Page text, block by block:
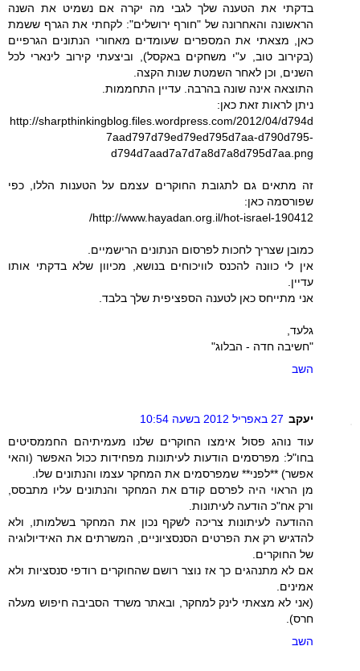
בדקתי את הטענה שלך לגבי מה יקרה אם נשמיט את השנה
הראשונה והאחרונה של "חורף ירושלים": לקחתי את הגרף ששמת
כאן, מצאתי את המספרים שעומדים מאחורי הנתונים הגרפיים
(בקירוב טוב, ע"י משחקים באקסל), וביצעתי קירוב לינארי לכל
השנים, וכן לאחר השמטת שנות הקצה.
התוצאה אינה שונה בהרבה. עדיין התחממות.
ניתן לראות זאת כאן:
http://sharpthinkingblog.files.wordpress.com/2012/04/d794d
7aad797d79ed79ed795d7aa-d790d795-
d794d7aad7a7d7a8d7a8d795d7aa.png
זה מתאים גם לתגובת החוקרים עצמם על הטענות הללו, כפי
שפורסמה כאן:
http://www.hayadan.org.il/hot-israel-190412/
כמובן שצריך לחכות לפרסום הנתונים הרישמיים.
אין לי כוונה להכנס לוויכוחים בנושא, מכיוון שלא בדקתי אותו
עדיין.
אני מתייחס כאן לטענה הספציפית שלך בלבד.
גלעד,
"חשיבה חדה - הבלוג"
השב
יעקב 27 באפריל 2012 בשעה 10:54
עוד נוהג פסול אימצו החוקרים שלנו מעמיתיהם החממסיטים
בחו"ל: מפרסמים הודעות לעיתונות מפחידות ככול האפשר (והאי
אפשר) **לפני** שמפרסמים את המחקר עצמו והנתונים שלו.
מן הראוי היה לפרסם קודם את המחקר והנתונים עליו מתבסס,
ורק אח"כ הודעה לעיתונות.
ההודעה לעיתונות צריכה לשקף נכון את המחקר בשלמותו, ולא
להדגיש רק את הפרטים הסנסציוניים, המשרתים את האידיולוגיה
של החוקרים.
אם לא מתנהגים כך אז נוצר רושם שהחוקרים רודפי סנסציות ולא
אמינים.
(אני לא מצאתי לינק למחקר, ובאתר משרד הסביבה חיפוש מעלה
חרס).
השב